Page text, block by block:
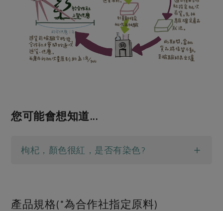
您可能會想知道...
枸杞，顏色很紅，是否有染色?
產品規格(*為合作社指定原料)